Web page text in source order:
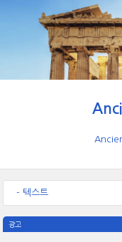
- 텍스트
광고